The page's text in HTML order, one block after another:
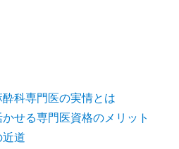
科専門医の実情とは
せる専門医資格のメリット
道